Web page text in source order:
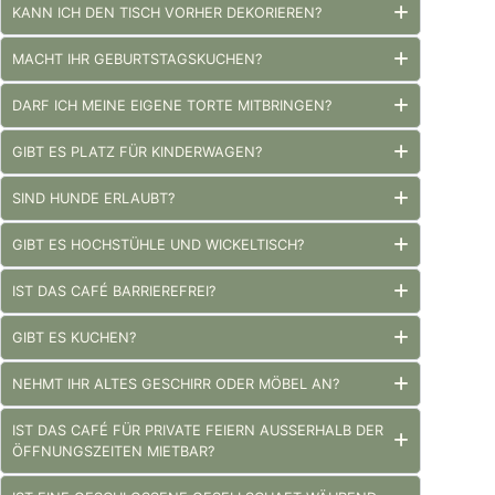
KANN ICH DEN TISCH VORHER DEKORIEREN?
MACHT IHR GEBURTSTAGSKUCHEN?
DARF ICH MEINE EIGENE TORTE MITBRINGEN?
GIBT ES PLATZ FÜR KINDERWAGEN?
SIND HUNDE ERLAUBT?
GIBT ES HOCHSTÜHLE UND WICKELTISCH?
IST DAS CAFÉ BARRIEREFREI?
GIBT ES KUCHEN?
NEHMT IHR ALTES GESCHIRR ODER MÖBEL AN?
IST DAS CAFÉ FÜR PRIVATE FEIERN AUSSERHALB DER
ÖFFNUNGSZEITEN MIETBAR?